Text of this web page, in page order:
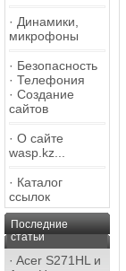
· Динамики,
микрофоны
· Безопасность
· Телефония
· Создание
сайтов
· О сайте
wasp.kz...
· Каталог
ссылок
Последние
статьи
· Acer S271HL и